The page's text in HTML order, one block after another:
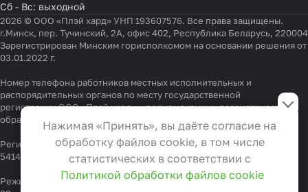
Сб - Вс: выходной
2026 © ООО «Плэй хард» УНП 193607576. Все права защищены.
г.Минск, пер. Тучинский, 2А, офис 402, Республика Беларусь, 220004
Зарегистрирован Минским горисполкомом на основании решения от
03.01.2022 г.
Номер телефона работников местных исполнительных и
распорядительных органов по месту государственной
регистрации ООО «Плэй хард», уполномоченных рассматривать
обращения покупателей:
,
Регистрационный номер в Торговом реестре Республики Беларусь
541404 от 19.09.2022
Режим работы "горячей линии": 9:00 – 17:30, Тел.:+375 (29) 337-33-
Настройки файлов cookie
Функциональные
Эти файлы необходимы для
функционирования сайта и не
могут быть отключены в наших
системах. Вы можете настроить
Нажимая «Принять», вы даёте согласие на
обработку файлов cookie, в том числе
статистических в соответствии с
Политикой обработки файлов cookie